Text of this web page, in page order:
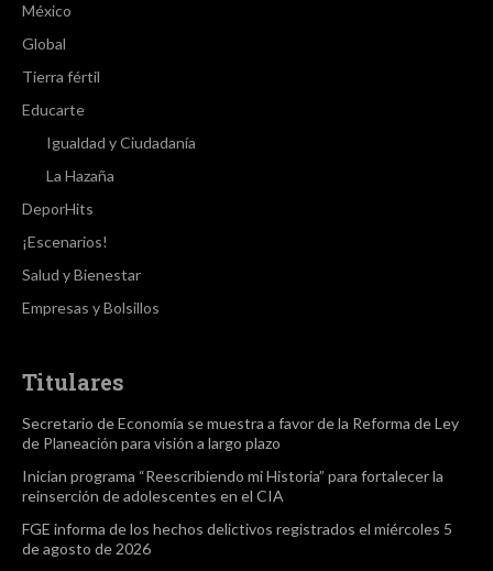
México
Global
Tierra fértil
Educarte
Igualdad y Ciudadanía
La Hazaña
DeporHits
¡Escenarios!
Salud y Bienestar
Empresas y Bolsillos
Titulares
Secretario de Economía se muestra a favor de la Reforma de Ley
de Planeación para visión a largo plazo
Inician programa “Reescribiendo mi Historia” para fortalecer la
reinserción de adolescentes en el CIA
FGE informa de los hechos delictivos registrados el miércoles 5
de agosto de 2026